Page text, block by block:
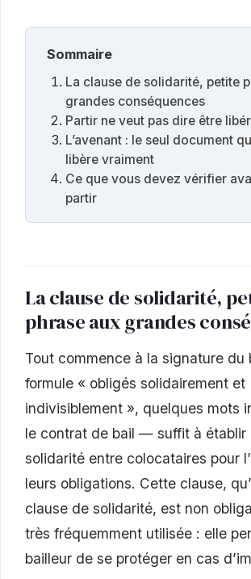
Sommaire
La clause de solidarité, petite
grandes conséquences
Partir ne veut pas dire être
L’avenant : le seul document
libère vraiment
Ce que vous devez vérifier
partir
La clause de solidarité,
phrase aux grandes
Tout commence à la signature du
formule « obligés solidairement et
indivisiblement », quelques mots
le contrat de bail — suffit à établir
solidarité entre colocataires pour
leurs obligations. Cette clause,
clause de solidarité, est non
très fréquemment utilisée : elle
bailleur de se protéger en cas